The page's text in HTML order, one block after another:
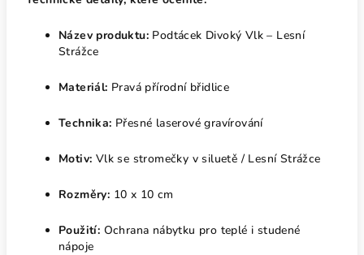
Název produktu: Podtácek Divoký Vlk – Lesní
Strážce
Materiál: Pravá přírodní břidlice
Technika: Přesné laserové gravírování
Motiv: Vlk se stromečky v siluetě / Lesní Strážce
Rozměry: 10 x 10 cm
Použití: Ochrana nábytku pro teplé i studené
nápoje